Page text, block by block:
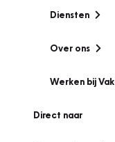
Diensten
Over ons
Werken bij
Direct naar